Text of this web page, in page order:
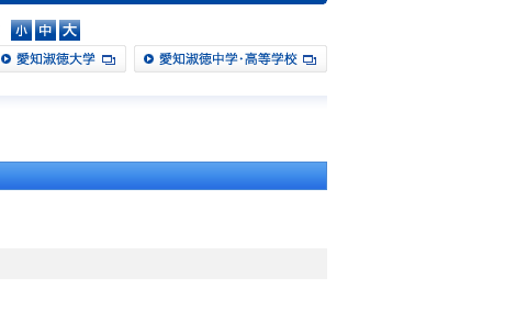
小 中 大